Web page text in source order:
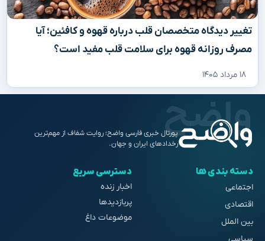
تغییر دیدگاه متخصصان قلب درباره قهوه و کافئین؛ آیا
مصرف روزانه قهوه برای سلامت قلب مفید است؟
۱۸ مرداد ۱۴۰۵
پورتال خبری فارسی واضح؛ روایت شفاف از مهم‌ترین
رخدادهای ایران و جهان.
دسته بندی ها
اجتماعی
اقتصادی
بین الملل
سیاسی
دسترسی سریع
اخبار زنده
پربازدیدها
موضوعات داغ